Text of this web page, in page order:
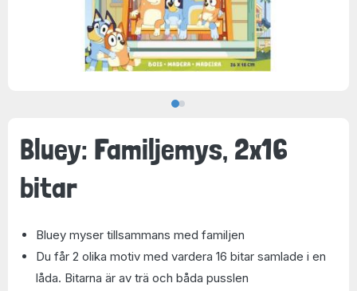
Bluey: Familjemys, 2x16
bitar
Bluey myser tillsammans med familjen
Du får 2 olika motiv med vardera 16 bitar samlade i en
låda. Bitarna är av trä och båda pusslen